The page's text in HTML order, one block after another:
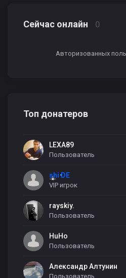
Сейчас онлайн 0
Авторизованных
Топ донатеров
LEXA89
Пользователь
shi DE
VIP игрок
rayskiy.
Пользователь
HuHo
Пользователь
Александр Алтунин
Пользователь